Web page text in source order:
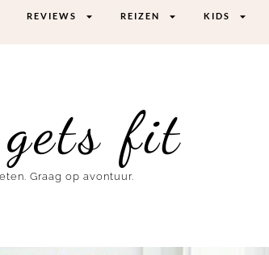
REVIEWS REIZEN KIDS
fit
Graag op avontuur.